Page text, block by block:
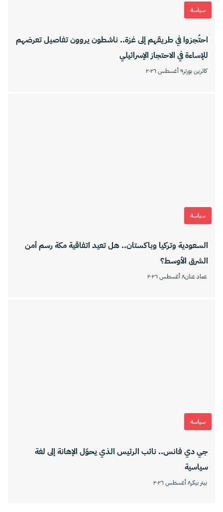
سياسة
احتُجزوا في طريقهم إلى غزة.. ناشطون يروون تفاصيل تعرضهم
للإساءة في الاحتجاز الإسرائيلي
كاثرين بورتر٩ أغسطس ٢٠٢٦
سياسة
السعودية وتركيا وباكستان.. هل تعيد اتفاقية مكة رسم أمن
الشرق الأوسط؟
عماد عنان٨ أغسطس ٢٠٢٦
سياسة
جي دي فانس.. نائب الرئيس الذي يحوّل الإهانة إلى لغة
سياسية
بيتر بيكر٨ أغسطس ٢٠٢٦